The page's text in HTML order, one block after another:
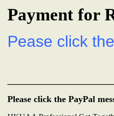
Payment for
Pease click
Please click the PayPal